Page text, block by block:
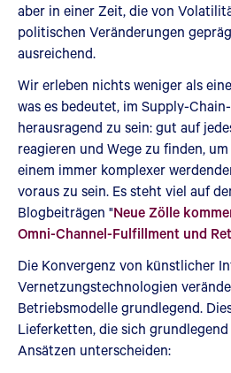
aber in einer Zeit, die von
politischen Veränderungen
ausreichend.
Wir erleben nichts weniger als
was es bedeutet, im Supply-
herausragend zu sein: gut auf
reagieren und Wege zu finden,
einem immer komplexer
voraus zu sein. Es steht viel auf
Blogbeiträgen "Neue Zölle
Omni-Channel-Fulfillment und
Die Konvergenz von künstlicher
Vernetzungstechnologien
Betriebsmodelle grundlegend.
Lieferketten, die sich
Ansätzen unterscheiden: